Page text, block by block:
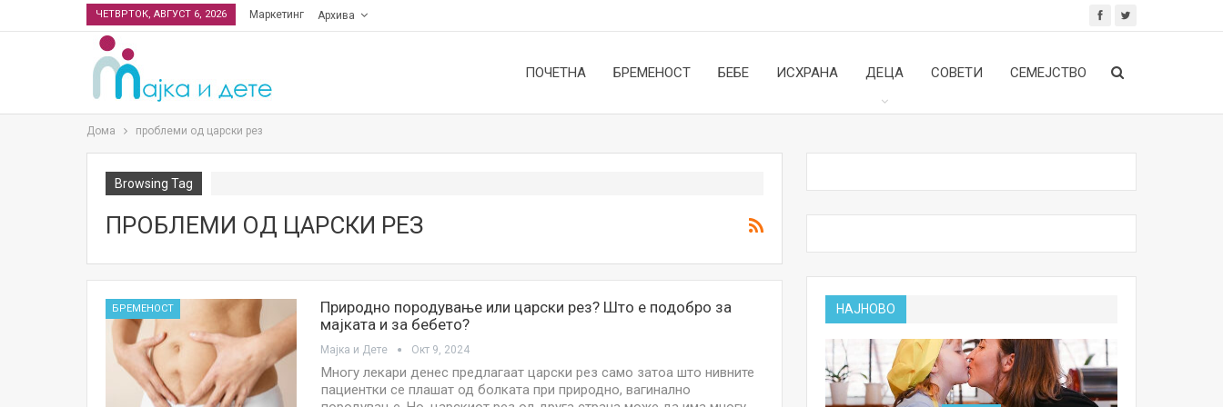
ЧЕТВРТОК, АВГУСТ 6, 2026 Маркетинг Архива
ПОЧЕТНА БРЕМЕНОСТ БЕБЕ ИСХРАНА ДЕЦА СОВЕТИ СЕМЕЈСТВО
Дома проблеми од царски рез
Browsing Tag
ПРОБЛЕМИ ОД ЦАРСКИ РЕЗ
БРЕМЕНОСТ
Природно породување или царски рез? Што е подобро за
мајката и за бебето?
Мајка и Дете Окт 9, 2024
Многу лекари денес предлагаат царски рез само затоа што нивните
пациентки се плашат од болката при природно, вагинално
НАЈНОВО
НОВОСТИ